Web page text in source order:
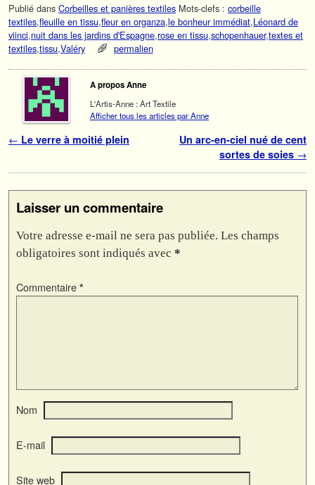
Publié dans Corbeilles et panières textiles Mots-clefs : corbeille
textiles,fleuille en tissu,fleur en organza,le bonheur immédiat,Léonard de
viinci,nuit dans les jardins d'Espagne,rose en tissu,schopenhauer,textes et
textiles,tissu,Valéry permalien
A propos Anne
L'Artis-Anne : Art Textile
Afficher tous les articles par Anne
Navigation des articles
← Le verre à moitié plein
Un arc-en-ciel nué de cent
sortes de soies →
Laisser un commentaire
Votre adresse e-mail ne sera pas publiée. Les champs
obligatoires sont indiqués avec *
Commentaire *
Nom
E-mail
Site web